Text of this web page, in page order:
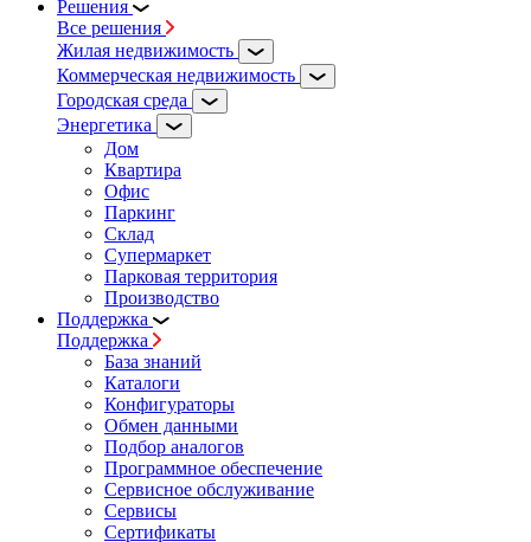
Решения
Все решения
Жилая недвижимость
Коммерческая недвижимость
Городская среда
Энергетика
Дом
Квартира
Офис
Паркинг
Склад
Супермаркет
Парковая территория
Производство
Поддержка
Поддержка
База знаний
Каталоги
Конфигураторы
Обмен данными
Подбор аналогов
Программное обеспечение
Сервисное обслуживание
Сервисы
Сертификаты